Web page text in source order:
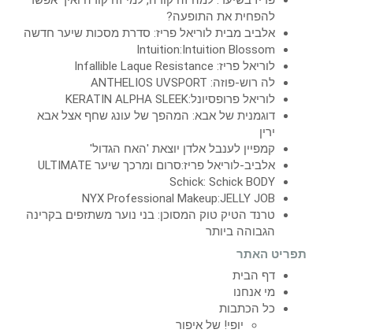
להפחית את התופעה?
אלביב מבית לוריאל פריז: סדרת מסכות שיער חדשה
Intuition:Intuition Blossom
לוריאל פריז: Infallible Laque Resistance
לה רוש-פוזה: ANTHELIOS UVSPORT
לוריאל פרופסיונל:KERATIN ALPHA SLEEK
דוגמנית של אבא: המהפך של עונג שחף אצל אבא
ירין
קמפיין לענבל אלדן יוצאת 'האח הגדול'
אלביב-לוריאל פריז:סרום ומרכך שיער ULTIMATE
Schick: Schick BODY
NYX Professional Makeup:JELLY JOB
טרנד הטיק טוק המסוכן: בני נוער משתזפים בקרינה
הגבוהה ביותר
תפריט האתר
דף הבית
מי אנחנו
כל הכתבות
יופי! של איפור